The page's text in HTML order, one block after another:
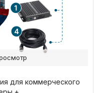
для коммерческого